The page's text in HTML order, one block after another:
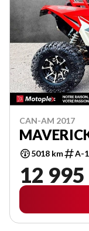
CAN-AM 2017
5018 km A-
12